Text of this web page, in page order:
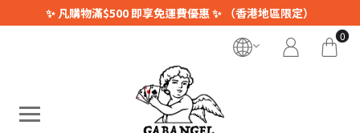
✨ 凡購物滿$500 即享免運費優惠 ✨ （香港地區限定）
0